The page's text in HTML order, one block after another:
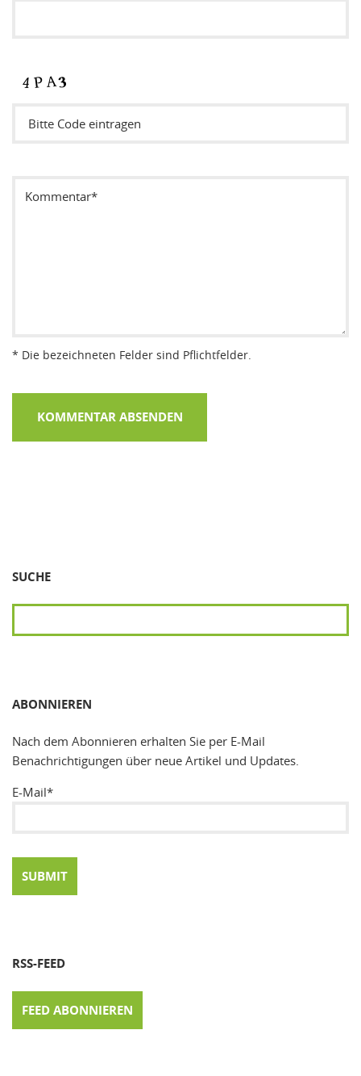
* Die bezeichneten Felder sind Pflichtfelder.
SUCHE
ABONNIEREN
Nach dem Abonnieren erhalten Sie per E-Mail
Benachrichtigungen über neue Artikel und Updates.
E-Mail*
RSS-FEED
FEED ABONNIEREN